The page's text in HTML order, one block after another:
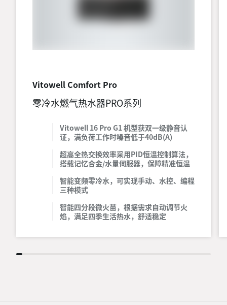
Vitowell Comfort Pro
零冷水燃气热水器PRO系列
Vitowell 16 Pro G1 机型获双一级静音认
证，满负荷工作时噪音低于40dB(A)
超高全热交换效率采用PID恒温控制算法，
搭载记忆合金/水量伺服器，保障精准恒温
智能变频零冷水，可实现手动、水控、编程
三种模式
智能四分段微火苗，根据需求自动调节火
焰，满足四季生活热水，舒适稳定